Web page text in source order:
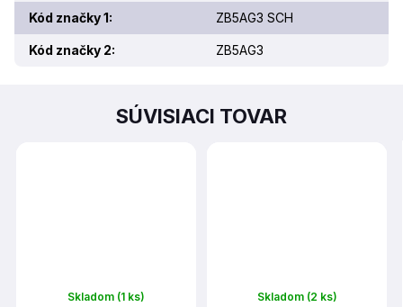
Kód značky 1: ZB5AG3 SCH
Kód značky 2: ZB5AG3
SÚVISIACI TOVAR
Skladom (1 ks) Skladom (2 ks)